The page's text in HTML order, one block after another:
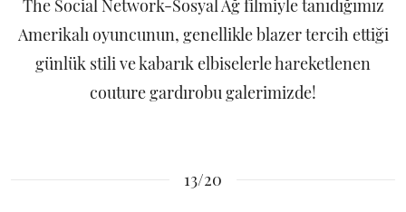
The Social Network-Sosyal Ağ filmiyle tanıdığımız
Amerikalı oyuncunun, genellikle blazer tercih ettiği
günlük stili ve kabarık elbiselerle hareketlenen
couture gardırobu galerimizde!
13/20